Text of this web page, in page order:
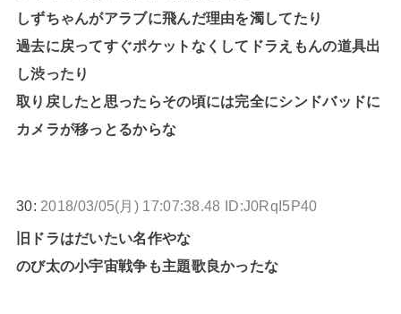
しずちゃんがアラブに飛んだ理由を濁してたり
過去に戻ってすぐポケットなくしてドラえもんの道具出
し渋ったり
取り戻したと思ったらその頃には完全にシンドバッドに
カメラが移っとるからな
30: 2018/03/05(月) 17:07:38.48 ID:J0RqI5P40
旧ドラはだいたい名作やな
のび太の小宇宙戦争も主題歌良かったな